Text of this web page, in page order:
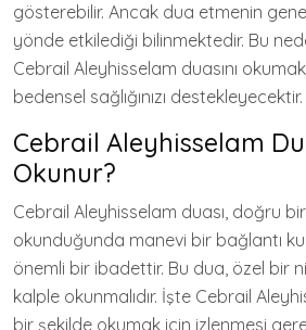
gösterebilir. Ancak dua etmenin
yönde etkilediği bilinmektedir. Bu
Cebrail Aleyhisselam duasını
bedensel sağlığınızı destekleyecektir.
Cebrail Aleyhisselam
Okunur?
Cebrail Aleyhisselam duası, doğru
okunduğunda manevi bir bağlantı
önemli bir ibadettir. Bu dua, özel bir
kalple okunmalıdır. İşte Cebrail
bir şekilde okumak için izlenmesi